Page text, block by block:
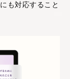
も対応すること